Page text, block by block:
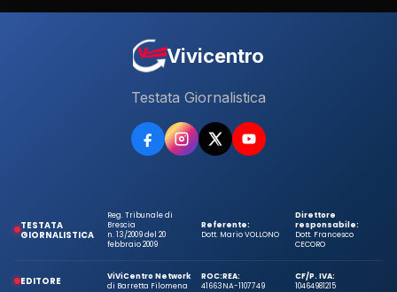
Vivicentro
Testata Giornalistica
TESTATA
GIORNALISTICA
Reg. Tribunale di
Brescia
n. 13/2009 del 20
febbraio 2009
Referente:
Dott. Mario VOLLONO
Direttore
responsabile:
Dott. Francesco
CECORO
EDITORE
ViViCentro Network
di Barretta Filomena
ROC:
41663
REA:
NA-1107749
CF/P. IVA:
10464981215